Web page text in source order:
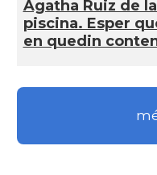
Ágatha Ruiz de
piscina. Esper
en quedin